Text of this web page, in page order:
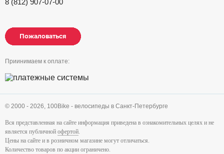
8 (812) 907-07-00
Пожаловаться
Пожаловаться
Пожаловаться
Приинимаем к оплате:
© 2000 - 2026, 100Bike - велосипеды в Санкт-Петербурге
Вся представленная на сайте информация приведена в ознакомительных целях и не
является публичной офертой.
Цены на сайте и в розничном магазине могут отличаться.
Количество товаров по акции ограничено.